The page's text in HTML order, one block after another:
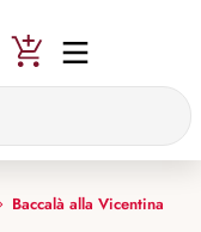
Baccalà alla Vicentina